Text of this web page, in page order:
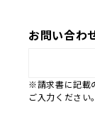
お問い合わ
※請求書に記載
ご入力ください。